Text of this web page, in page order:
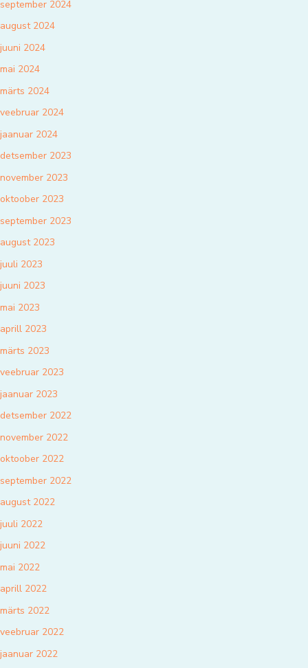
september 2024
august 2024
juuni 2024
mai 2024
märts 2024
veebruar 2024
jaanuar 2024
detsember 2023
november 2023
oktoober 2023
september 2023
august 2023
juuli 2023
juuni 2023
mai 2023
aprill 2023
märts 2023
veebruar 2023
jaanuar 2023
detsember 2022
november 2022
oktoober 2022
september 2022
august 2022
juuli 2022
juuni 2022
mai 2022
aprill 2022
märts 2022
veebruar 2022
jaanuar 2022